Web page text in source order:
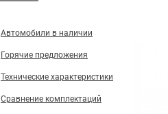
Автомобили в наличии
Горячие предложения
Технические характеристики
Сравнение комплектаций